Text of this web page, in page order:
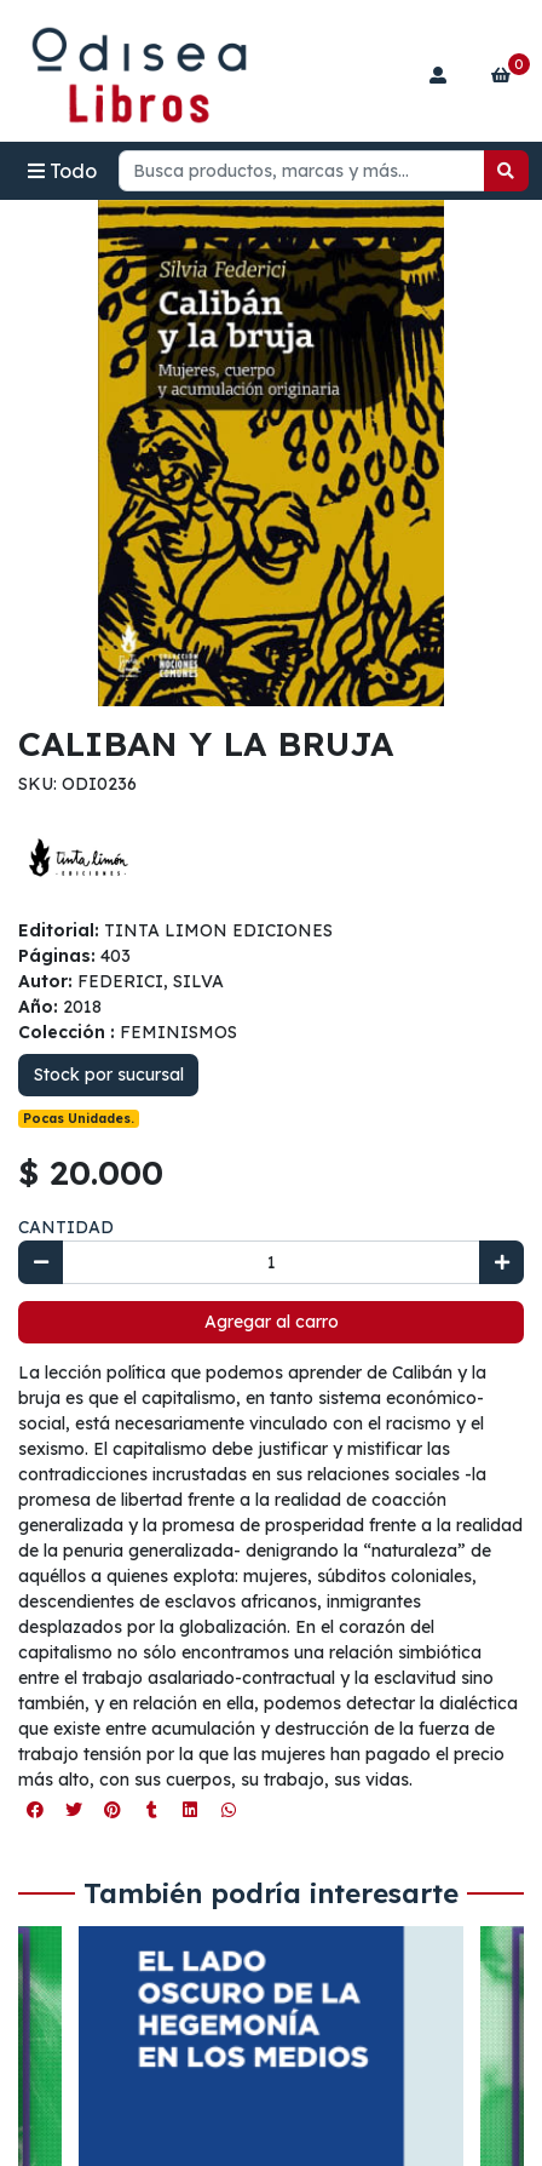
Todo
0
CALIBAN Y LA BRUJA
SKU: ODI0236
Editorial: TINTA LIMON EDICIONES
Páginas: 403
Autor: FEDERICI, SILVA
Año: 2018
Colección : FEMINISMOS
Stock por sucursal
Pocas Unidades.
$ 20.000
CANTIDAD
Agregar al carro
La lección política que podemos aprender de Calibán y la
bruja es que el capitalismo, en tanto sistema económico-
social, está necesariamente vinculado con el racismo y el
sexismo. El capitalismo debe justificar y mistificar las
contradicciones incrustadas en sus relaciones sociales -la
promesa de libertad frente a la realidad de coacción
generalizada y la promesa de prosperidad frente a la realidad
de la penuria generalizada- denigrando la “naturaleza” de
aquéllos a quienes explota: mujeres, súbditos coloniales,
descendientes de esclavos africanos, inmigrantes
desplazados por la globalización. En el corazón del
capitalismo no sólo encontramos una relación simbiótica
entre el trabajo asalariado-contractual y la esclavitud sino
también, y en relación en ella, podemos detectar la dialéctica
que existe entre acumulación y destrucción de la fuerza de
trabajo tensión por la que las mujeres han pagado el precio
más alto, con sus cuerpos, su trabajo, sus vidas.
También podría interesarte